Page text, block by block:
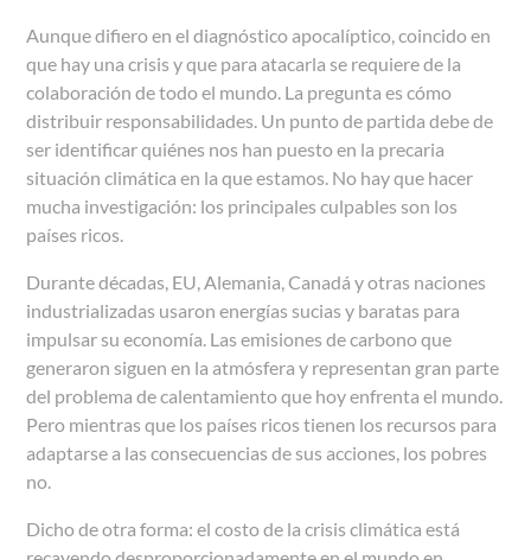
Aunque difiero en el diagnóstico apocalíptico, coincido en
que hay una crisis y que para atacarla se requiere de la
colaboración de todo el mundo. La pregunta es cómo
distribuir responsabilidades. Un punto de partida debe de
ser identificar quiénes nos han puesto en la precaria
situación climática en la que estamos. No hay que hacer
mucha investigación: los principales culpables son los
países ricos.
Durante décadas, EU, Alemania, Canadá y otras naciones
industrializadas usaron energías sucias y baratas para
impulsar su economía. Las emisiones de carbono que
generaron siguen en la atmósfera y representan gran parte
del problema de calentamiento que hoy enfrenta el mundo.
Pero mientras que los países ricos tienen los recursos para
adaptarse a las consecuencias de sus acciones, los pobres
no.
Dicho de otra forma: el costo de la crisis climática está